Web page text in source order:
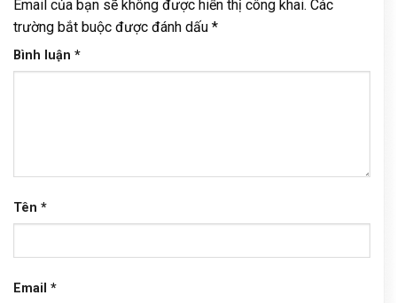
Email của bạn sẽ không được hiển thị công khai. Các
trường bắt buộc được đánh dấu *
Bình luận *
Tên *
Email *